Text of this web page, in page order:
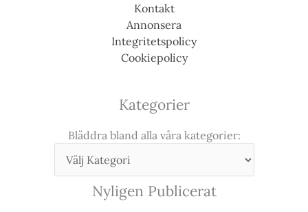
Kontakt
Annonsera
Integritetspolicy
Cookiepolicy
Kategorier
Bläddra bland alla våra kategorier:
Nyligen Publicerat